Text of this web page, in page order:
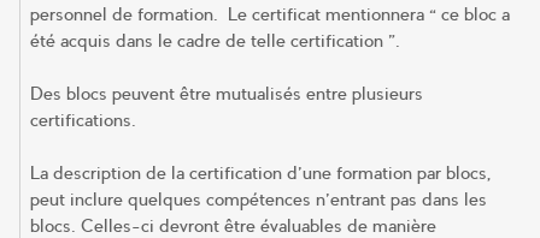
personnel de formation. Le certificat mentionnera « ce bloc a
été acquis dans le cadre de telle certification ».
Des blocs peuvent être mutualisés entre plusieurs
certifications.
La description de la certification d’une formation par blocs,
peut inclure quelques compétences n’entrant pas dans les
blocs. Celles-ci devront être évaluables de manière